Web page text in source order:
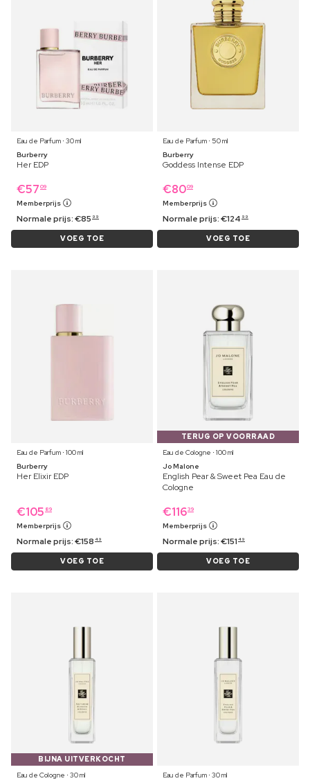
Eau de Parfum ⋅ 30 ml
Burberry
Her EDP
€57 09
Memberprijs
Normale prijs:€85 99
VOEG TOE
Eau de Parfum ⋅ 50 ml
Burberry
Goddess Intense EDP
€8009
Memberprijs
Normale prijs:€124 99
VOEG TOE
Eau de Parfum ⋅ 100 ml
Burberry
Her Elixir EDP
€105 89
Memberprijs
Normale prijs:€158 49
VOEG TOE
TERUG OP VOORRAAD
Eau de Cologne ⋅ 100 ml
Jo Malone
English Pear & Sweet Pea Eau de
Cologne
€11639
Memberprijs
Normale prijs:€151 49
VOEG TOE
BIJNA UITVERKOCHT
Eau de Cologne ⋅ 30 ml
Eau de Parfum ⋅ 30 ml